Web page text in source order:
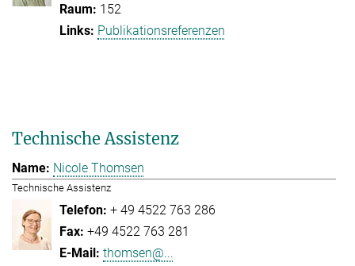
152
Publikationsreferenzen
Technische Assistenz
Nicole Thomsen
Technische Assistenz
+ 49 4522 763 286
+49 4522 763 281
thomsen@...